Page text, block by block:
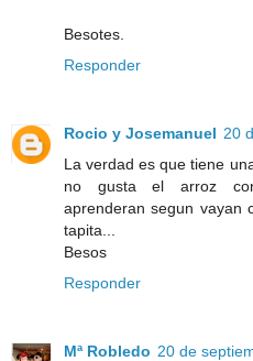
Besotes.
Responder
Rocio y Josemanuel 20
La verdad es que tiene
no gusta el arroz
aprenderan segun vayan
tapita...
Besos
Responder
Mª Robledo 20 de